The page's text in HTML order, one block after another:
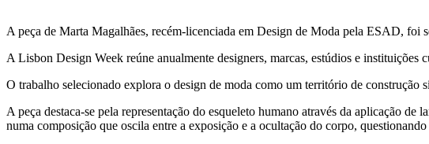
A peça de Marta Magalhães, recém-licenciada em Design de Moda pela ESAD, foi
A Lisbon Design Week reúne anualmente designers, marcas, estúdios e
O trabalho selecionado explora o design de moda como um território de
A peça destaca-se pela representação do esqueleto humano através da aplicação
numa composição que oscila entre a exposição e a ocultação do corpo,